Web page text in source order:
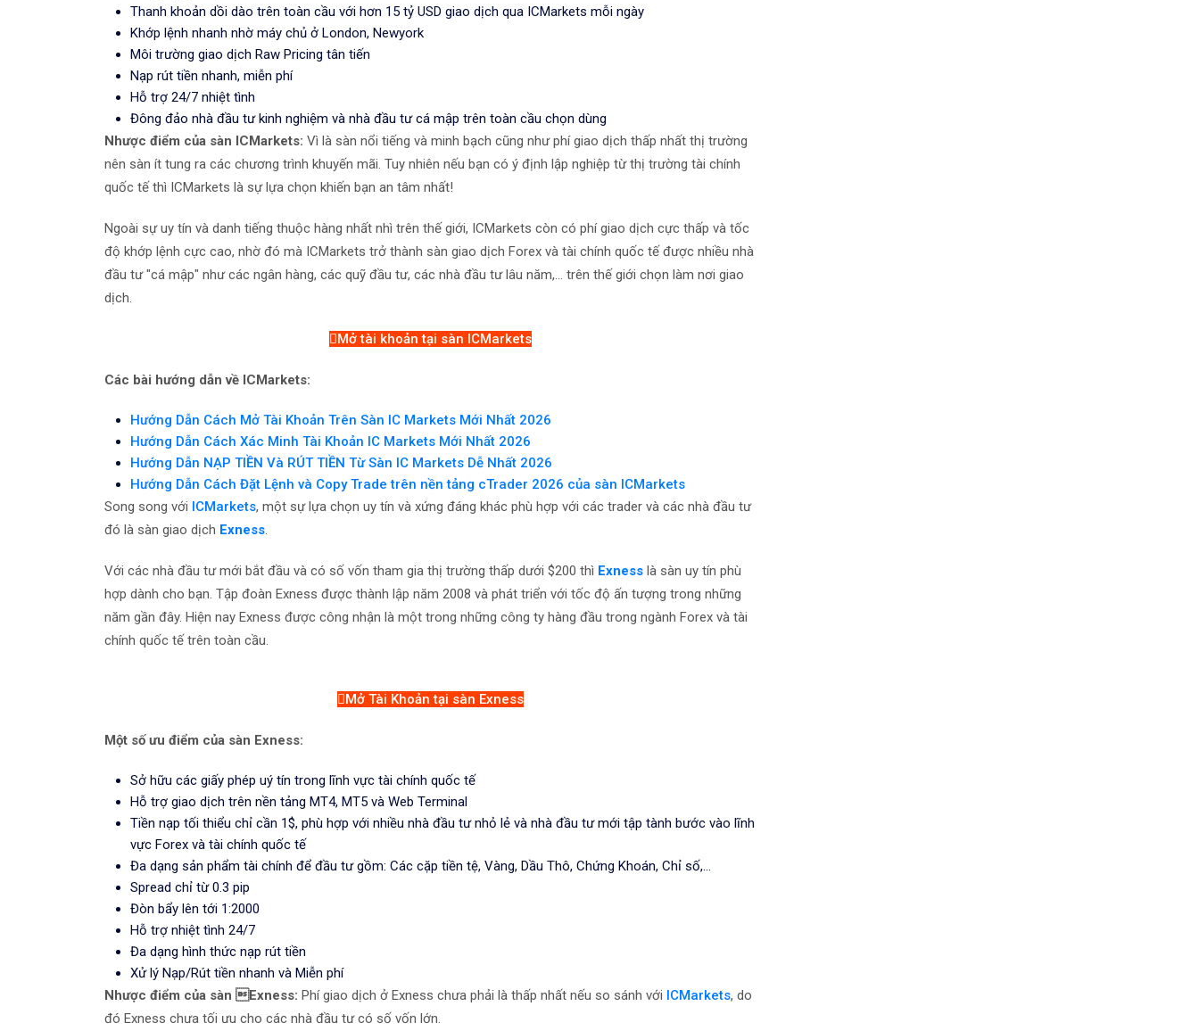
Thanh khoản dồi dào trên toàn cầu với hơn 15 tỷ USD giao dịch qua ICMarkets mỗi ngày
Khớp lệnh nhanh nhờ máy chủ ở London, Newyork
Môi trường giao dịch Raw Pricing tân tiến
Nạp rút tiền nhanh, miễn phí
Hỗ trợ 24/7 nhiệt tình
Đông đảo nhà đầu tư kinh nghiệm và nhà đầu tư cá mập trên toàn cầu chọn dùng
Nhược điểm của sàn ICMarkets: Vì là sàn nổi tiếng và minh bạch cũng như phí giao dịch thấp nhất thị trường
nên sàn ít tung ra các chương trình khuyến mãi. Tuy nhiên nếu bạn có ý định lập nghiệp từ thị trường tài chính
quốc tế thì ICMarkets là sự lựa chọn khiến bạn an tâm nhất!
Ngoài sự uy tín và danh tiếng thuộc hàng nhất nhì trên thế giới, ICMarkets còn có phí giao dịch cực thấp và tốc
độ khớp lệnh cực cao, nhờ đó mà ICMarkets trở thành sàn giao dịch Forex và tài chính quốc tế được nhiều nhà
đầu tư "cá mập" như các ngân hàng, các quỹ đầu tư, các nhà đầu tư lâu năm,... trên thế giới chọn làm nơi giao
dịch.
Mở tài khoản tại sàn ICMarkets
Các bài hướng dẫn về ICMarkets:
Hướng Dẫn Cách Mở Tài Khoản Trên Sàn IC Markets Mới Nhất 2026
Hướng Dẫn Cách Xác Minh Tài Khoản IC Markets Mới Nhất 2026
Hướng Dẫn NẠP TIỀN Và RÚT TIỀN Từ Sàn IC Markets Dễ Nhất 2026
Hướng Dẫn Cách Đặt Lệnh và Copy Trade trên nền tảng cTrader 2026 của sàn ICMarkets
Song song với ICMarkets, một sự lựa chọn uy tín và xứng đáng khác phù hợp với các trader và các nhà đầu tư
đó là sàn giao dịch Exness.
Với các nhà đầu tư mới bắt đầu và có số vốn tham gia thị trường thấp dưới $200 thì Exness là sàn uy tín phù
hợp dành cho bạn. Tập đoàn Exness được thành lập năm 2008 và phát triển với tốc độ ấn tượng trong những
năm gần đây. Hiện nay Exness được công nhận là một trong những công ty hàng đầu trong ngành Forex và tài
chính quốc tế trên toàn cầu.
Mở Tài Khoản tại sàn Exness
Một số ưu điểm của sàn Exness:
Sở hữu các giấy phép uý tín trong lĩnh vực tài chính quốc tế
Hỗ trợ giao dịch trên nền tảng MT4, MT5 và Web Terminal
Tiền nạp tối thiểu chỉ cần 1$, phù hợp với nhiều nhà đầu tư nhỏ lẻ và nhà đầu tư mới tập tành bước vào lĩnh
vực Forex và tài chính quốc tế
Đa dạng sản phẩm tài chính để đầu tư gồm: Các cặp tiền tệ, Vàng, Dầu Thô, Chứng Khoán, Chỉ số,...
Spread chỉ từ 0.3 pip
Đòn bẩy lên tới 1:2000
Hỗ trợ nhiệt tình 24/7
Đa dạng hình thức nạp rút tiền
Xử lý Nạp/Rút tiền nhanh và Miễn phí
Nhược điểm của sàn Exness: Phí giao dịch ở Exness chưa phải là thấp nhất nếu so sánh với ICMarkets, do
đó Exness chưa tối ưu cho các nhà đầu tư có số vốn lớn.